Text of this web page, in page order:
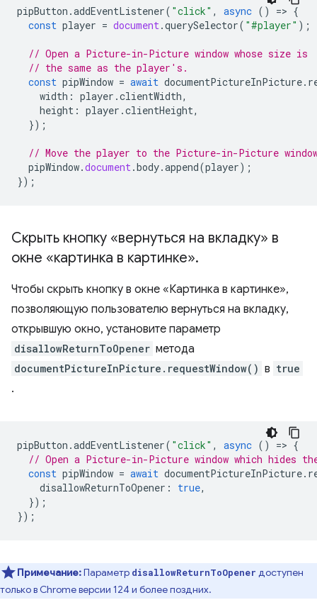
pipButton .addEventListener( "click" , async () => {
const player = document .querySelector( "#player" );
// Open a Picture-in-Picture window whose size is
// the same as the player's.
const pipWindow = await documentPictureInPicture.
width : player .clientWidth,
height : player .clientHeight,
});
// Move the player to the Picture-in-Picture
pipWindow.document .body.append(player);
});
Скрыть кнопку «вернуться на вкладку» в
окне «картинка в картинке».
Чтобы скрыть кнопку в окне «Картинка в картинке»,
позволяющую пользователю вернуться на вкладку,
открывшую окно, установите параметр
disallowReturnToOpener метода
documentPictureInPicture.requestWindow() в true
.
pipButton .addEventListener( "click" , async () => {
// Open a Picture-in-Picture window which hides
const pipWindow = await documentPictureInPicture.
disallowReturnToOpener : true,
});
});
Примечание:Параметр disallowReturnToOpener доступен
только в Chrome версии 124 и более поздних.